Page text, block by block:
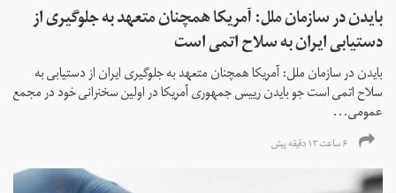
بایدن در سازمان ملل: آمریکا همچنان متعهد به جلوگیری از
دستیابی ایران به سلاح اتمی است
بایدن در سازمان ملل: آمریکا همچنان متعهد به جلوگیری ایران از دستیابی به
سلاح اتمی است جو بایدن رییس جمهوری آمریکا در اولین سخنرانی خود در مجمع
عمومی...
۶ ساعت ۱۳ دقیقه پیش